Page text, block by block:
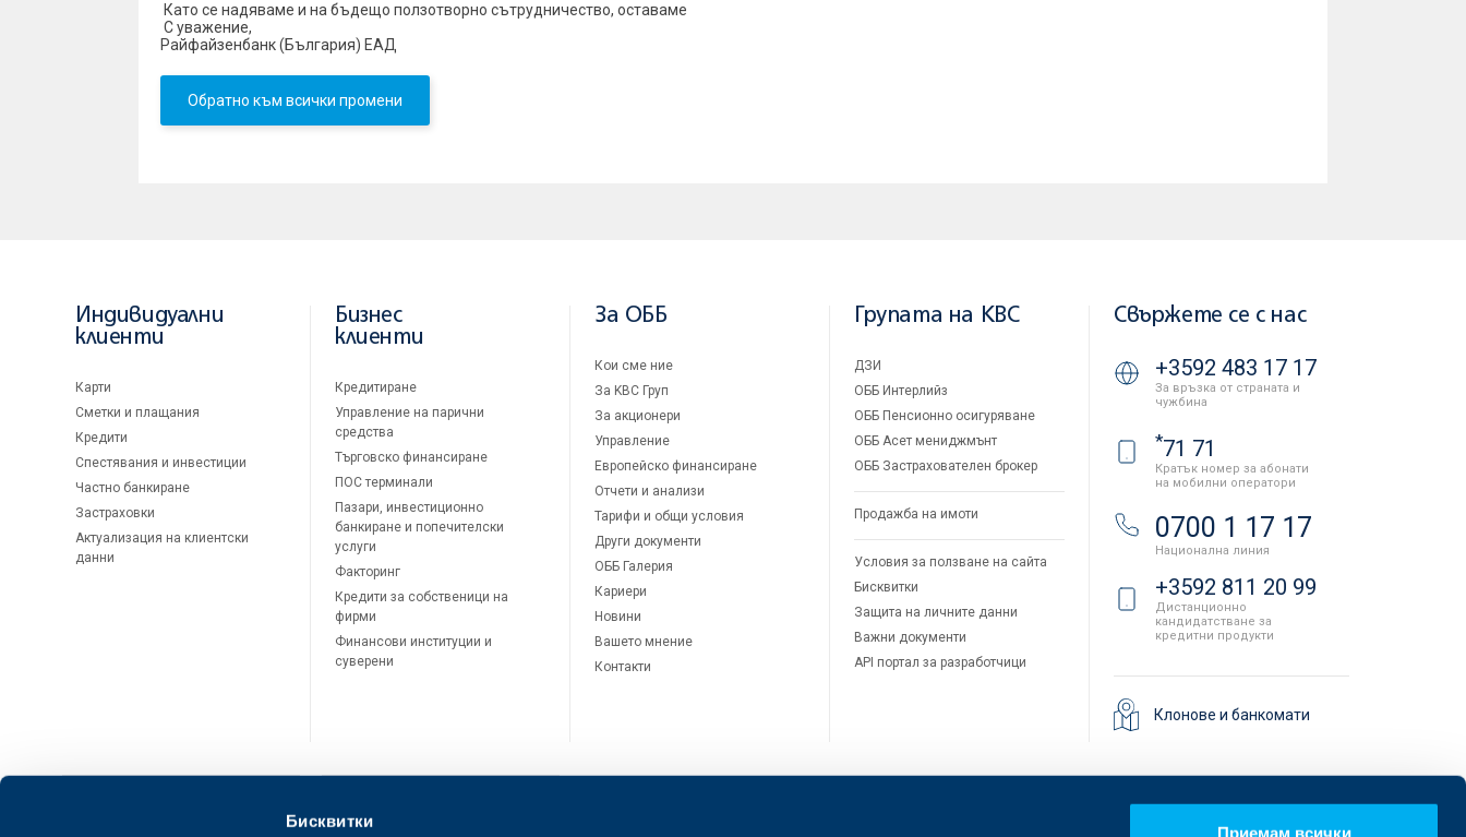
Бисквитки
Приемам всички
Като се надяваме и на бъдещо ползотворно сътрудничество, оставаме
С уважение,
Райфайзенбанк (България) ЕАД
Обратно към всички промени
Индивидуални
клиенти
Карти
Сметки и плащания
Кредити
Спестявания и инвестиции
Частно банкиране
Застраховки
Актуализация на клиентски
данни
Бизнес
клиенти
Кредитиране
Управление на парични
средства
Търговско финансиране
ПОС терминали
Пазари, инвестиционно
банкиране и попечителски
услуги
Факторинг
Кредити за собственици на
фирми
Финансови институции и
суверени
За ОББ
Кои сме ние
За KBC Груп
За акционери
Управление
Европейско финансиране
Отчети и анализи
Тарифи и общи условия
Други документи
ОББ Галерия
Кариери
Новини
Вашето мнение
Контакти
Групата на KBC
ДЗИ
ОББ Интерлийз
ОББ Пенсионно осигуряване
ОББ Асет мениджмънт
ОББ Застрахователен брокер
Продажба на имоти
Условия за ползване на сайта
Бисквитки
Защита на личните данни
Важни документи
API портал за разработчици
Свържете се с нас
+3592 483 17 17
За връзка от страната и
чужбина
*71 71
Кратък номер за абонати
на мобилни оператори
0700 1 17 17
Национална линия
+3592 811 20 99
Дистанционно
кандидатстване за
кредитни продукти
Клонове и банкомати